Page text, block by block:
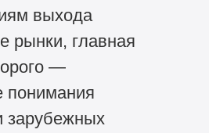
выхода
рынки, главная
—
понимания
зарубежных